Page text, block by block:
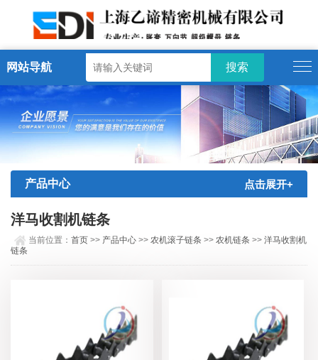
网站导航
产品中心 点击展开+
洋马收割机链条
当前位置：首页 >> 产品中心 >> 农机滚子链条 >> 农机链条 >>洋马收割机
链条